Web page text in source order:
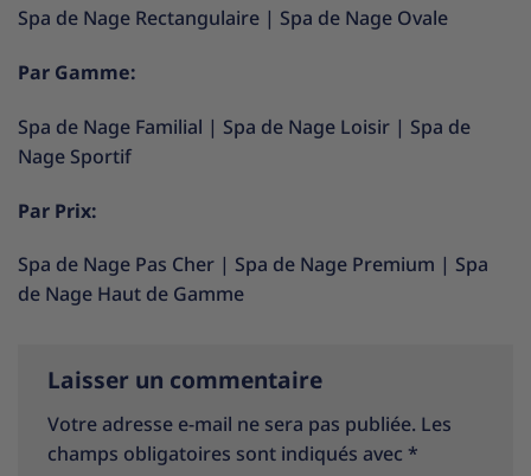
Spa de Nage Rectangulaire | Spa de Nage Ovale
Par Gamme:
Spa de Nage Familial | Spa de Nage Loisir | Spa de
Nage Sportif
Par Prix:
Spa de Nage Pas Cher | Spa de Nage Premium | Spa
de Nage Haut de Gamme
Laisser un commentaire
Votre adresse e-mail ne sera pas publiée. Les
champs obligatoires sont indiqués avec *